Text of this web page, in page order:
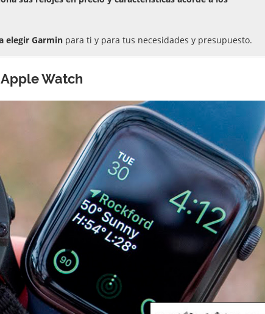
elegir Garmin para ti y para tus necesidades y presupuesto.
Watch